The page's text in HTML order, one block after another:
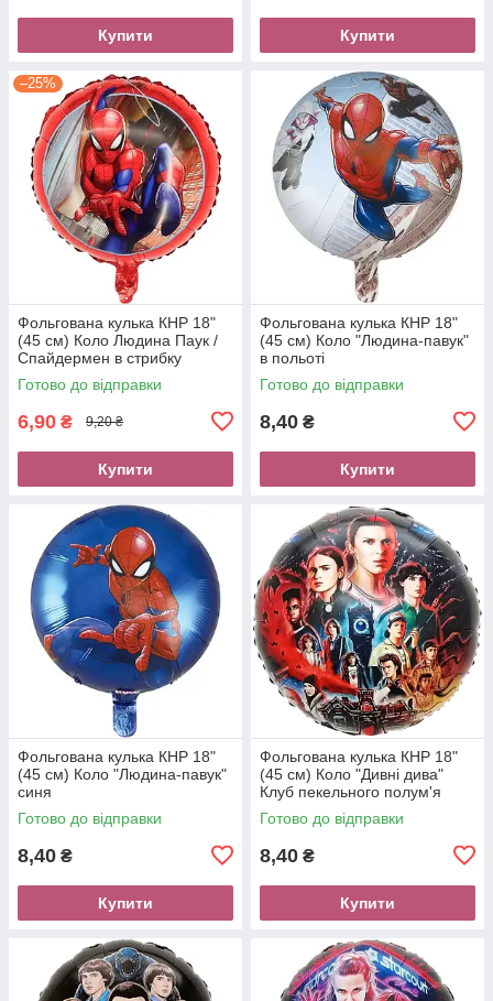
Купити Купити
–25%
Фольгована кулька КНР 18"
(45 см) Коло Людина Паук /
Спайдермен в стрибку
(Уцінка)
Готово до відправки
6,90 ₴ 9,20 ₴
Купити
Фольгована кулька КНР 18"
(45 см) Коло "Людина-павук"
в польоті
Готово до відправки
8,40 ₴
Купити
Фольгована кулька КНР 18"
(45 см) Коло "Людина-павук"
синя
Готово до відправки
8,40 ₴
Купити
Фольгована кулька КНР 18"
(45 см) Коло "Дивні дива"
Клуб пекельного полум'я
Готово до відправки
8,40 ₴
Купити